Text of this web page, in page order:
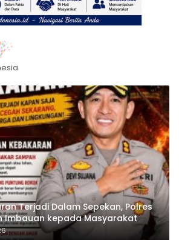
Terjadi Dalam Sepekan, Polres
Imbauan kepada Masyarakat